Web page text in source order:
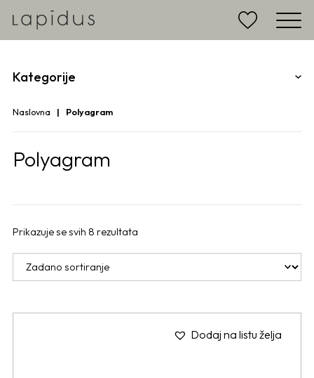
Kategorije
Naslovna Polyagram
Polyagram
Prikazuje se svih 8 rezultata
Dodaj na listu želja